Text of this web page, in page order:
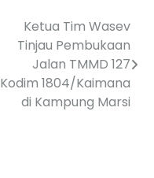
Ketua Tim Wasev
Tinjau Pembukaan
Jalan TMMD 127
Kodim 1804/Kaimana
di Kampung Marsi